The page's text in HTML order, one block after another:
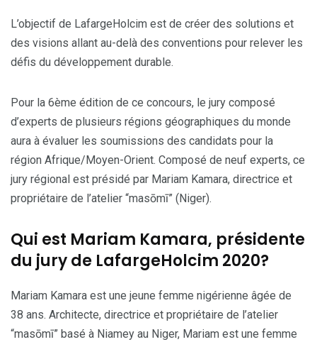
L’objectif de LafargeHolcim est de créer des solutions et
des visions allant au-delà des conventions pour relever les
défis du développement durable.
Pour la 6ème édition de ce concours, le jury composé
d’experts de plusieurs régions géographiques du monde
aura à évaluer les soumissions des candidats pour la
région Afrique/Moyen-Orient. Composé de neuf experts, ce
jury régional est présidé par Mariam Kamara, directrice et
propriétaire de l’atelier “masōmī” (Niger).
Qui est Mariam Kamara, présidente
du jury de LafargeHolcim 2020?
Mariam Kamara est une jeune femme nigérienne âgée de
38 ans. Architecte, directrice et propriétaire de l’atelier
“masōmī” basé à Niamey au Niger, Mariam est une femme